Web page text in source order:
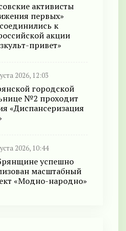
активисты
первых»
к
акции
привет»
2026, 12:03
городской
№2 проходит
«Диспансеризация
2026, 10:44
успешно
масштабный
«Модно-народно»